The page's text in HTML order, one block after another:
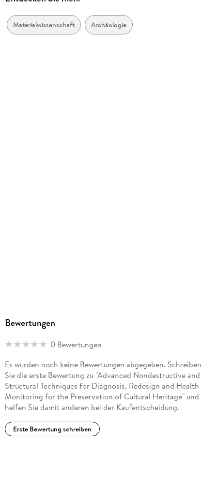
mit Wasserzeichen versehen
Produktart
dargestellt
Hoher Farbkontrast für bessere Lesbarkeit
Materialwissenschaft Archäologie
Bewertungen
0 Bewertungen
Es wurden noch keine Bewertungen abgegeben. Schreiben
Sie die erste Bewertung zu "Advanced Nondestructive and
Structural Techniques for Diagnosis, Redesign and Health
Monitoring for the Preservation of Cultural Heritage" und
helfen Sie damit anderen bei der Kaufentscheidung.
Erste Bewertung schreiben